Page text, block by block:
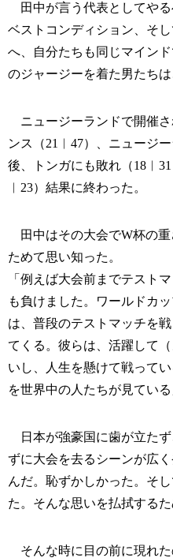
田中が言う代表としてや
ベストコンディション、そ
へ、自分たちも同じマイン
のジャージーを着た男たち
ニュージーランドで開催さ
ンス（21︱47）、ニュージ
後、トンガにも敗れ（
︱23）結果に終わった。
田中はその大会でW杯の重
ためて思い知った。
「例えば大会前までテスト
も負けました。ワールドカ
は、普段のテストマッチを
てくる。彼らは、活躍して
いし、人生を懸けて戦って
を世界中の人たちが見ている
日本が強豪国に歯が立たず
ずに大会を去るシーンが広
んだ。恥ずかしかった。そ
た。そんな思いを払拭する
そんな時に目の前に現れた